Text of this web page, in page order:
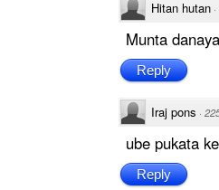
Hitan hutan ·
Munta
Reply
Iraj pons ·
ube pukata
Reply